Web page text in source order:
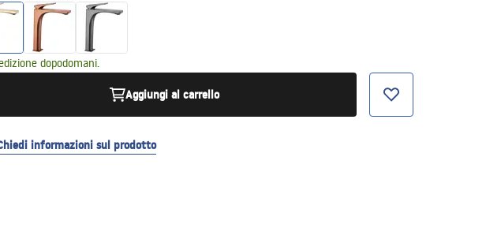
dopodomani.
Aggiungi al carrello
informazioni sul prodotto